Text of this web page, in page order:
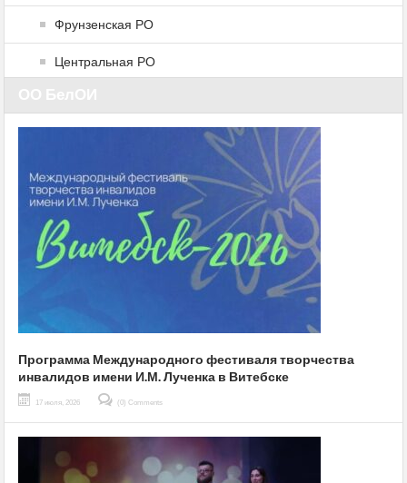
Фрунзенская РО
Центральная РО
Программа Международного фестиваля творчества
инвалидов имени И.М. Лученка в Витебске
17 июля, 2026 (0) Comments